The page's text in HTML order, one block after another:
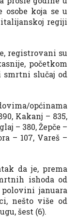
osobe koja se u
regiji
registrovani su
početkom
smrtni slučaj od
općinama
Kakanj – 835,
– 380, Žepče –
– 107, Vareš –
da je, prema
ishoda od
januara
nešto više od
šest (6).